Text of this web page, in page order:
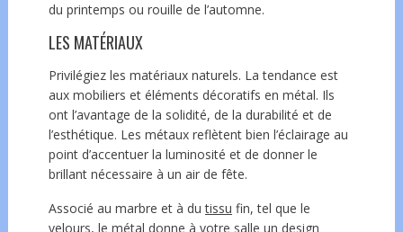
du printemps ou rouille de l’automne.
LES MATÉRIAUX
Privilégiez les matériaux naturels. La tendance est
aux mobiliers et éléments décoratifs en métal. Ils
ont l’avantage de la solidité, de la durabilité et de
l’esthétique. Les métaux reflètent bien l’éclairage au
point d’accentuer la luminosité et de donner le
brillant nécessaire à un air de fête.
Associé au marbre et à dutissu fin, tel que le
velours, le métal donne à votre salle un design